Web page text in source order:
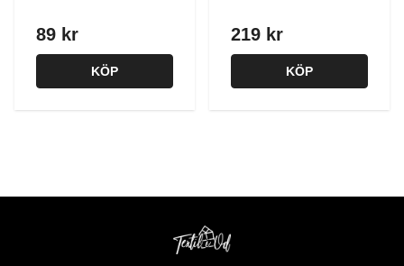
89 kr
KÖP
219 kr
KÖP